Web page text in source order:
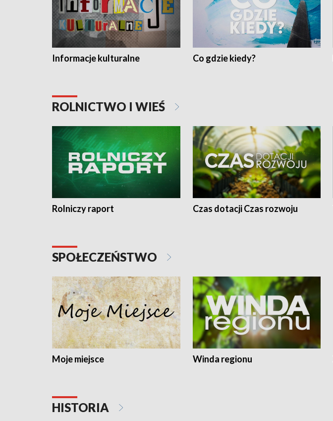
Informacje kulturalne Co gdzie kiedy?
ROLNICTWO I WIEŚ
Rolniczy raport Czas dotacji Czas rozwoju
SPOŁECZEŃSTWO
Moje miejsce Winda regionu
HISTORIA